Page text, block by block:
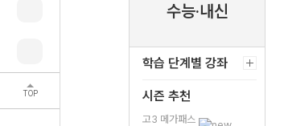
TOP
수능·내신
학습 단계별 강좌
시즌 추천
고3 메가패스